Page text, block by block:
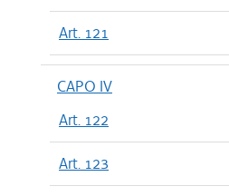
Art. 121
CAPO IV
Art. 122
Art. 123